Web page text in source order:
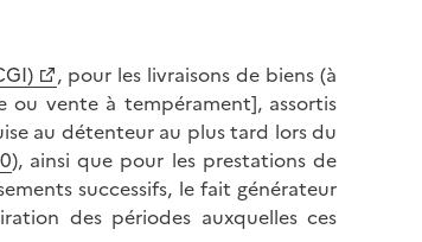
, pour les livraisons de biens (à
vente à tempérament], assortis
au détenteur au plus tard lors du
), ainsi que pour les prestations de
successifs, le fait générateur
des périodes auxquelles ces